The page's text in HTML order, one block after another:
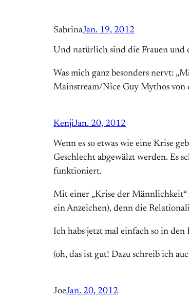
SabrinaJan. 19, 2012
Und natürlich sind die Frauen und
Was mich ganz besonders nervt:
Mainstream/Nice Guy Mythos von
KenjiJan. 20, 2012
Wenn es so etwas wie eine Krise
Geschlecht abgewälzt werden. Es
funktioniert.
Mit einer „Krise der Männlichkeit“
ein Anzeichen), denn die
Ich habs jetzt mal einfach so in
(oh, das ist gut! Dazu schreib ich
JoeJan. 20, 2012